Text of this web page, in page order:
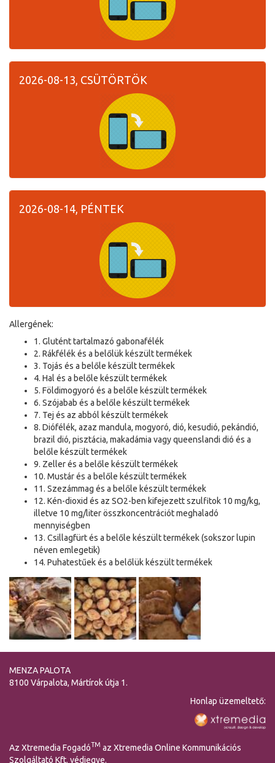
2026-08-13, CSÜTÖRTÖK
2026-08-14, PÉNTEK
Allergének:
1. Glutént tartalmazó gabonafélék
2. Rákfélék és a belőlük készült termékek
3. Tojás és a belőle készült termékek
4. Hal és a belőle készült termékek
5. Földimogyoró és a belőle készült termékek
6. Szójabab és a belőle készült termékek
7. Tej és az abból készült termékek
8. Diófélék, azaz mandula, mogyoró, dió, kesudió, pekándió,
brazil dió, pisztácia, makadámia vagy queenslandi dió és a
belőle készült termékek
9. Zeller és a belőle készült termékek
10. Mustár és a belőle készült termékek
11. Szezámmag és a belőle készült termékek
12. Kén-dioxid és az SO2-ben kifejezett szulfitok 10 mg/kg,
illetve 10 mg/liter összkoncentrációt meghaladó
mennyiségben
13. Csillagfürt és a belőle készült termékek (sokszor lupin
néven emlegetik)
14. Puhatestűek és a belőlük készült termékek
MENZA PALOTA
8100 Várpalota, Mártírok útja 1.
Honlap üzemeltető:
Az Xtremedia FogadóTM az Xtremedia Online Kommunikációs
Szolgáltató Kft. védjegye.